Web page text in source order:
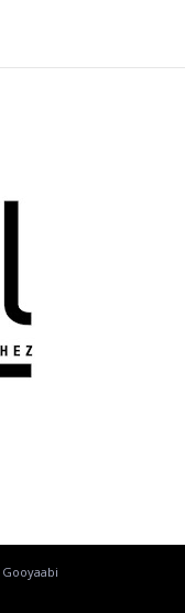
Gooyaabi